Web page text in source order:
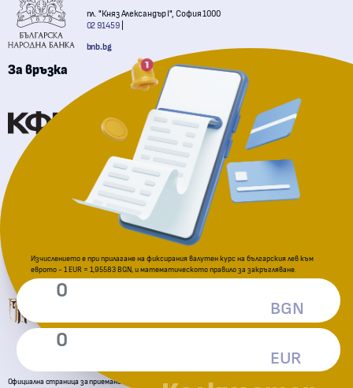
пл. "Княз Александър I", София 1000
02 91459
bnb.bg
За връзка
Комисия за финансов надзор
Национална агенция за приходите
За подаване на сигнали
Комисия за защита на потребителите
Официална страница за приемане на еврото в Република България
Изчислението е при прилагане на фиксирания валутен курс на българския лев към
еврото - 1 EUR = 1,95583 BGN, и математическото правило за закръгляване.
BGN
EUR